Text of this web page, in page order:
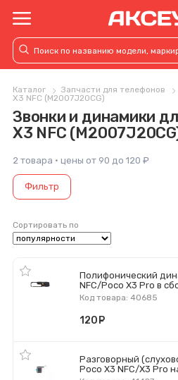
Каталог Запчасти для телефонов
X3 NFC (M2007J20CG)
Звонки и динамики
X3 NFC
2 товара · цены от 90 до 120 ₽
Фильтр
Сортировать по
Полифонический
NFC/Poco X3 Pro в
Код товара: 40685
120
Разговорный
Poco X3 NFC/X3 Pro